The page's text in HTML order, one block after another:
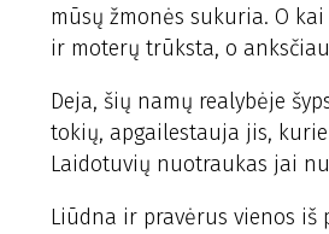
mūsų žmonės sukuria. O
ir moterų trūksta, o
Deja, šių namų realybėje
tokių, apgailestauja jis,
Laidotuvių nuotraukas jai
Liūdna ir pravėrus vienos